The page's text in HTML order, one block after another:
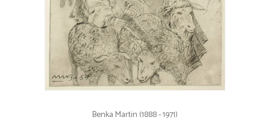
Benka Martin (1888 - 1971)